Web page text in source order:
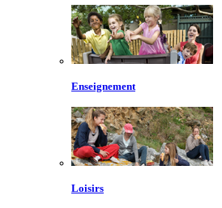
Enseignement
Loisirs